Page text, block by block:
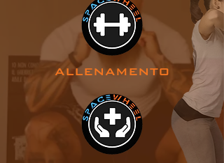
ALLENAMENTO